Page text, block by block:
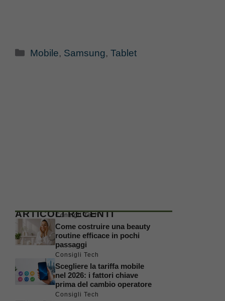
Categorie
Mobile, Samsung,Tablet
ARTICOLI RECENTI
Consigli Tech
Come costruire una beauty
routine efficace in pochi
passaggi
Consigli Tech
Scegliere la tariffa mobile
nel 2026: i fattori chiave
prima del cambio operatore
Consigli Tech